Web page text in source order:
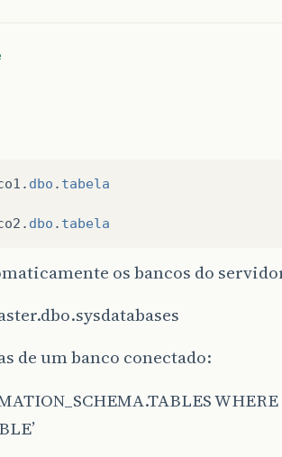
. dbo . tabela
. dbo . tabela
os bancos do
de um banco conectado:
WHERE